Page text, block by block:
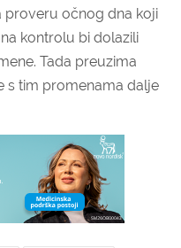
proveru očnog dna koji
kontrolu bi dolazili
Tada preuzima
s tim promenama dalje